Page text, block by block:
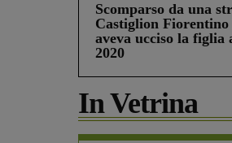
Scomparso da una
Castiglion Fiorentino
aveva ucciso la figlia
2020
In Vetrina